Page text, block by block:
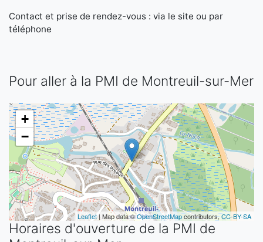
Contact et prise de rendez-vous : via le site ou par
téléphone
Pour aller à la PMI de Montreuil-sur-Mer
+
−
Leaflet| Map data ©OpenStreetMapcontributors,CC-BY-SA
Horaires d'ouverture de la PMI de